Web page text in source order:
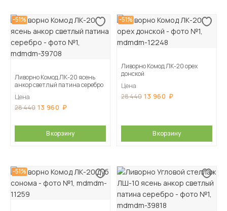
-51%
Ливорно Комод ЛК-20 ясень
анкор светлый патина серебро
Цена
28 440 13 960
В корзину
-51%
Ливорно Комод ЛК-20 орех
донской
Цена
28 440 13 960
В корзину
-51%